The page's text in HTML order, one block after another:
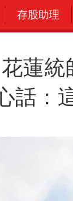
存股助理
蓮
話：